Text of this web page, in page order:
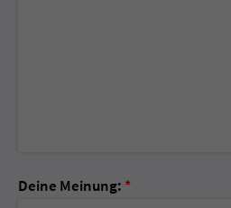
Deine Meinung: *